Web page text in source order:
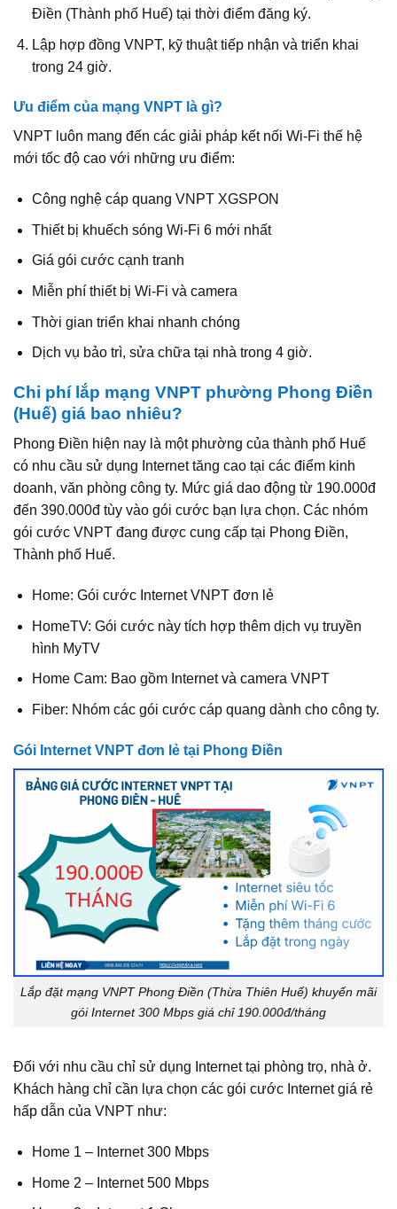
Điền (Thành phố Huế) tại thời điểm đăng ký.
Lập hợp đồng VNPT, kỹ thuật tiếp nhận và triển khai
trong 24 giờ.
Ưu điểm của mạng VNPT là gì?
VNPT luôn mang đến các giải pháp kết nối Wi-Fi thế hệ
mới tốc độ cao với những ưu điểm:
Công nghệ cáp quang VNPT XGSPON
Thiết bị khuếch sóng Wi-Fi 6 mới nhất
Giá gói cước cạnh tranh
Miễn phí thiết bị Wi-Fi và camera
Thời gian triển khai nhanh chóng
Dịch vụ bảo trì, sửa chữa tại nhà trong 4 giờ.
Chi phí lắp mạng VNPT phường Phong Điền
(Huế) giá bao nhiêu?
Phong Điền hiện nay là một phường của thành phố Huế
có nhu cầu sử dụng Internet tăng cao tại các điểm kinh
doanh, văn phòng công ty. Mức giá dao động từ 190.000đ
đến 390.000đ tùy vào gói cước bạn lựa chọn. Các nhóm
gói cước VNPT đang được cung cấp tại Phong Điền,
Thành phố Huế.
Home: Gói cước Internet VNPT đơn lẻ
HomeTV: Gói cước này tích hợp thêm dịch vụ truyền
hình MyTV
Home Cam: Bao gồm Internet và camera VNPT
Fiber: Nhóm các gói cước cáp quang dành cho công ty.
Gói Internet VNPT đơn lẻ tại Phong Điền
Lắp đặt mạng VNPT Phong Điền (Thừa Thiên Huế) khuyến mãi
gói Internet 300 Mbps giá chỉ 190.000đ/tháng
Đối với nhu cầu chỉ sử dụng Internet tại phòng trọ, nhà ở.
Khách hàng chỉ cần lựa chọn các gói cước Internet giá rẻ
hấp dẫn của VNPT như:
Home 1 – Internet 300 Mbps
Home 2 – Internet 500 Mbps